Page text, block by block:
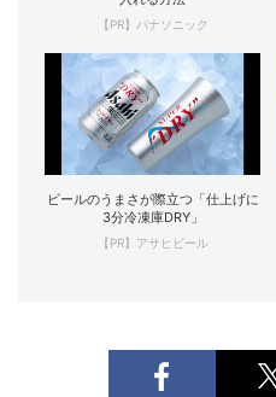
【PR】パナソニック
ビールのうまさが際立つ「仕上げに
3分冷凍庫DRY」
【PR】アサヒビール